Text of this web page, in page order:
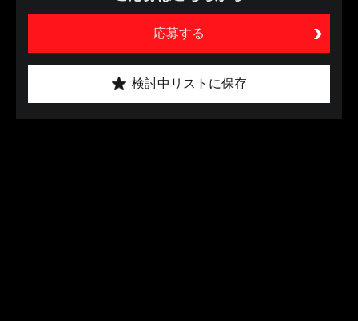
応募する
検討中リストに保存